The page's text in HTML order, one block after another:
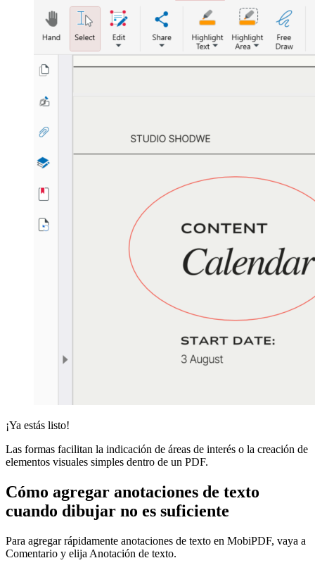
¡Ya estás listo!
Las formas facilitan la indicación de áreas de interés o la creación de
elementos visuales simples dentro de un PDF.
Cómo agregar anotaciones de texto
cuando dibujar no es suficiente
Para agregar rápidamente anotaciones de texto en MobiPDF, vaya a
Comentario y elija Anotación de texto.